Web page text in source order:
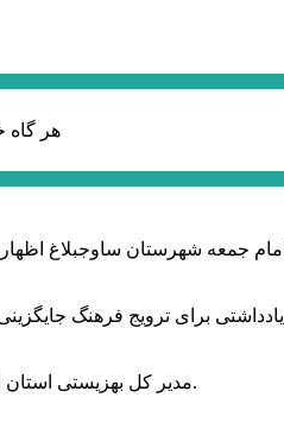
هر گاه
یادداشتی برای ترویج فرهنگ
مدیر کل بهزیستی استان البرز از شناسایی ۲ هزار و ۴۰۰ کودک دارای اختلالات بینایی در این استان خبر داد.